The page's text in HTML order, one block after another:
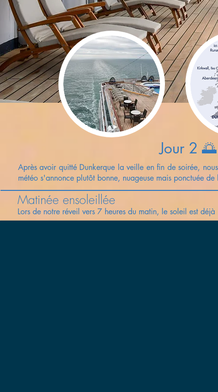
Jour 2
Après avoir quitté Dunkerque la veille en fin de soirée,
météo s'annonce plutôt bonne, nuageuse mais ponctuée
Matinée ensoleillée
Lors de notre réveil vers 7 heures du matin, le soleil est